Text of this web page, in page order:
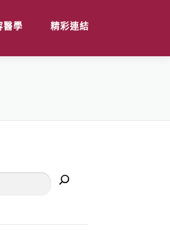
醫學 精彩連結